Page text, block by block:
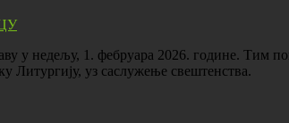
у недељу, 1. фебруара 2026. године. Тим
Литургију, уз саслужење свештенства.